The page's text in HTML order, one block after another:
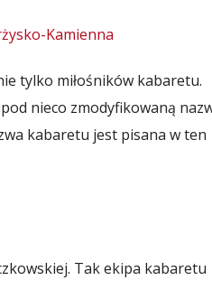
tylko miłośników kabaretu.
nieco zmodyfikowaną
kabaretu jest pisana w ten
Tak ekipa kabaretu